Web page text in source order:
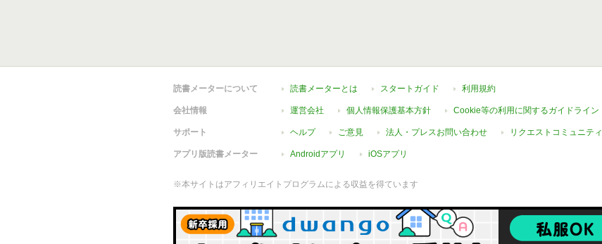
読書メーターについて 読書メーターとは スタートガイド 利用規約
会社情報 運営会社 個人情報保護基本方針 Cookie等の利用に関するガイドライン
サポート ヘルプ ご意見 法人・プレスお問い合わせ リクエストコミュニティ
アプリ版読書メーター Androidアプリ iOSアプリ
※本サイトはアフィリエイトプログラムによる収益を得ています